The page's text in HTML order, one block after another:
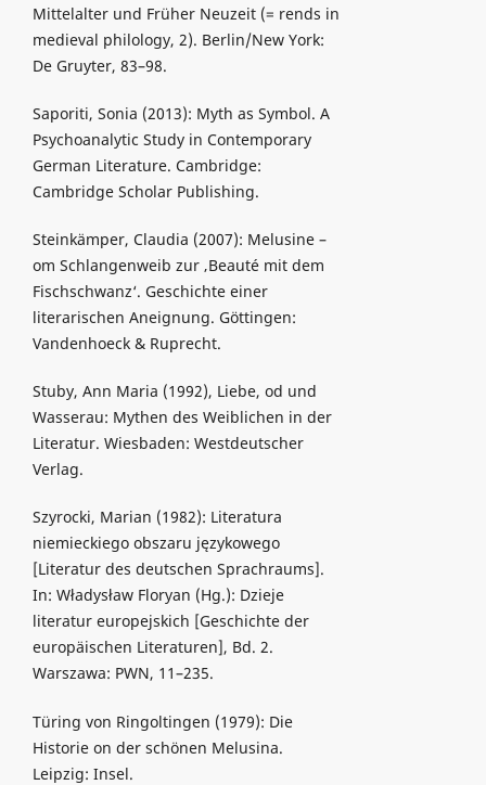
Mittelalter und Früher Neuzeit (= rends in
medieval philology, 2). Berlin/New York:
De Gruyter, 83–98.
Saporiti, Sonia (2013): Myth as Symbol. A
Psychoanalytic Study in Contemporary
German Literature. Cambridge:
Cambridge Scholar Publishing.
Steinkämper, Claudia (2007): Melusine –
om Schlangenweib zur ‚Beauté mit dem
Fischschwanz‘. Geschichte einer
literarischen Aneignung. Göttingen:
Vandenhoeck & Ruprecht.
Stuby, Ann Maria (1992), Liebe, od und
Wasserau: Mythen des Weiblichen in der
Literatur. Wiesbaden: Westdeutscher
Verlag.
Szyrocki, Marian (1982): Literatura
niemieckiego obszaru językowego
[Literatur des deutschen Sprachraums].
In: Władysław Floryan (Hg.): Dzieje
literatur europejskich [Geschichte der
europäischen Literaturen], Bd. 2.
Warszawa: PWN, 11–235.
Türing von Ringoltingen (1979): Die
Historie on der schönen Melusina.
Leipzig: Insel.